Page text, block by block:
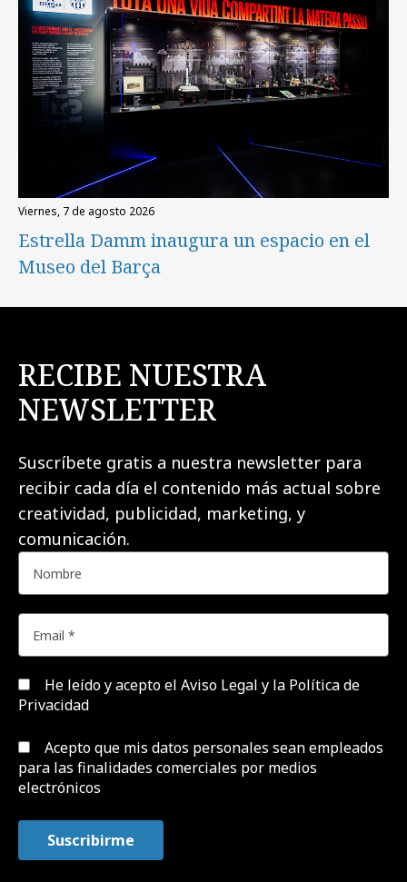
viernes, 7 de agosto 2026
Estrella Damm inaugura un espacio en el
Museo del Barça
RECIBE NUESTRA
NEWSLETTER
Suscríbete gratis a nuestra newsletter para
recibir cada día el contenido más actual sobre
creatividad, publicidad, marketing, y
comunicación.
He leído y acepto el Aviso Legal y la Política de
Privacidad
Acepto que mis datos personales sean empleados
para las finalidades comerciales por medios
electrónicos